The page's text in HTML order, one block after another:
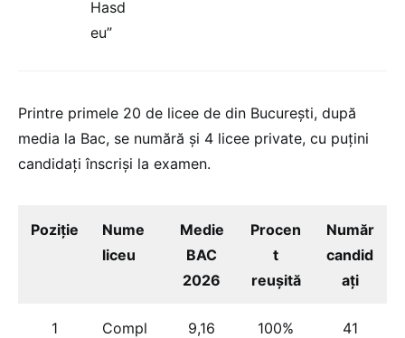
Hasd
eu”
Printre primele 20 de licee de din București, după
media la Bac, se numără și 4 licee private, cu puțini
candidați înscriși la examen.
Poziție
Nume
liceu
Medie
BAC
2026
Procen
t
reușită
Număr
candid
ați
1
Compl
9,16 100% 41